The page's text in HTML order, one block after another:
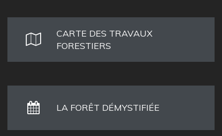
CARTE DES TRAVAUX
FORESTIERS
LA FORÊT DÉMYSTIFIÉE